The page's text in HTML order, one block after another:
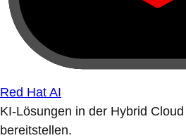
Red Hat AI
KI-Lösungen in der Hybrid
bereitstellen.